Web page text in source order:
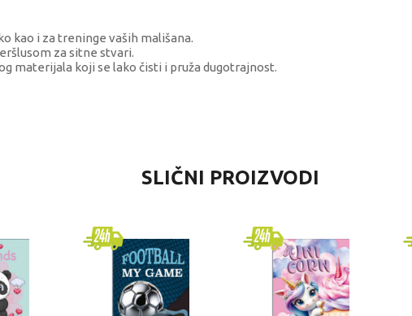
kao i za treninge vaših mališana.
za sitne stvari.
materijala koji se lako čisti i pruža dugotrajnost.
Torbe za fizičko
Pepa prase
devojčice
4-6 godina
SLIČNI PROIZVODI